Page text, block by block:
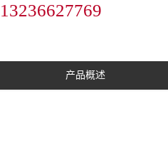
13236627769
产品概述